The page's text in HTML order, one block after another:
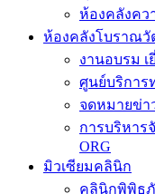
ห้องคลังคว
ห้องคลังโบราณวั
งานอบรม
ศูนย์บริการ
จดหมายข่
การบริหาร
ORG
มิวเซียมคลินิก
คลินิกพิพิธ